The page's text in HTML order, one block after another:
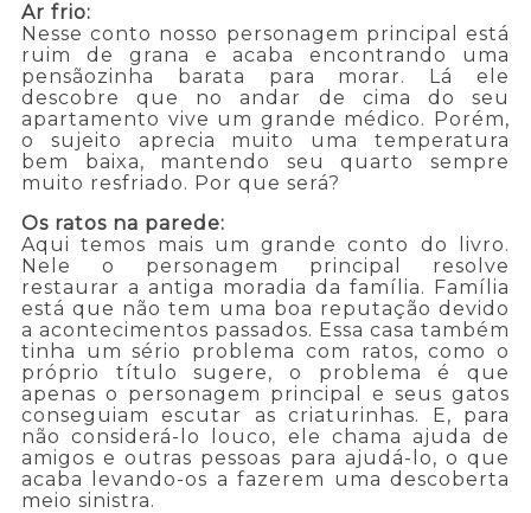
Ar frio:
Nesse conto nosso personagem principal está
ruim de grana e acaba encontrando uma
pensãozinha barata para morar. Lá ele
descobre que no andar de cima do seu
apartamento vive um grande médico. Porém,
o sujeito aprecia muito uma temperatura
bem baixa, mantendo seu quarto sempre
muito resfriado. Por que será?
Os ratos na parede:
Aqui temos mais um grande conto do livro.
Nele o personagem principal resolve
restaurar a antiga moradia da família. Família
está que não tem uma boa reputação devido
a acontecimentos passados. Essa casa também
tinha um sério problema com ratos, como o
próprio título sugere, o problema é que
apenas o personagem principal e seus gatos
conseguiam escutar as criaturinhas. E, para
não considerá-lo louco, ele chama ajuda de
amigos e outras pessoas para ajudá-lo, o que
acaba levando-os a fazerem uma descoberta
meio sinistra.